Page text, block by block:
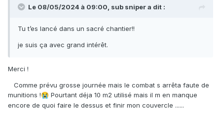
Le 08/05/2024 à 09:00, sub snipera dit :
Tu t’es lancé dans un sacré chantier!!
je suis ça avec grand intérêt.
Merci !
Comme prévu grosse journée mais le combat s arrêta faute de
munitions !😭 Pourtant déja 10 m2 utilisé mais il m en manque
encore de quoi faire le dessus et finir mon couvercle ......